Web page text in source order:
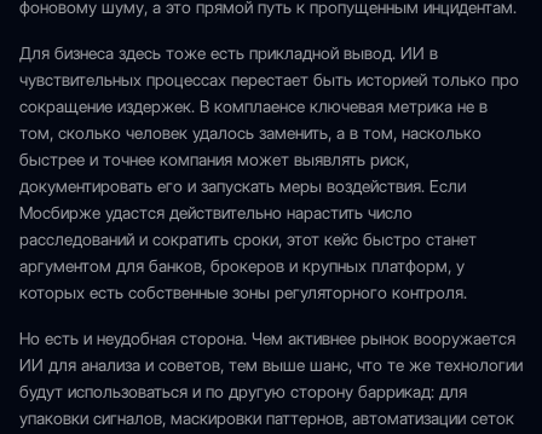
фоновому шуму, а это прямой путь к пропущенным инцидентам.
Для бизнеса здесь тоже есть прикладной вывод. ИИ в
чувствительных процессах перестает быть историей только про
сокращение издержек. В комплаенсе ключевая метрика не в
том, сколько человек удалось заменить, а в том, насколько
быстрее и точнее компания может выявлять риск,
документировать его и запускать меры воздействия. Если
Мосбирже удастся действительно нарастить число
расследований и сократить сроки, этот кейс быстро станет
аргументом для банков, брокеров и крупных платформ, у
которых есть собственные зоны регуляторного контроля.
Но есть и неудобная сторона. Чем активнее рынок вооружается
ИИ для анализа и советов, тем выше шанс, что те же технологии
будут использоваться и по другую сторону баррикад: для
упаковки сигналов, маскировки паттернов, автоматизации сеток